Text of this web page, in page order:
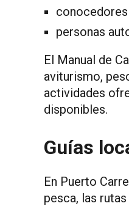
personas
El Manual de
aviturismo,
actividades
disponibles.
Guías
En Puerto
pesca, las